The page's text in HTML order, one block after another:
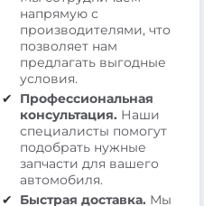
напрямую с
производителями, что
позволяет нам
предлагать выгодные
условия.
Профессиональная
консультация. Наши
специалисты помогут
подобрать нужные
запчасти для вашего
автомобиля.
Быстрая доставка. Мы